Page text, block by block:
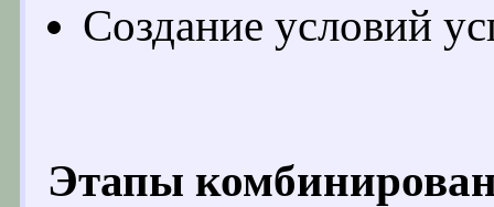
Создание условий
Этапы